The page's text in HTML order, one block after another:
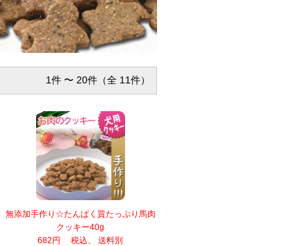
1件 〜 20件（全 11件）
無添加手作り☆たんぱく質たっぷり馬肉
クッキー40g
682円 税込、 送料別